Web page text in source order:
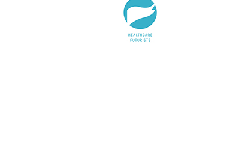
HealthCare Futurists